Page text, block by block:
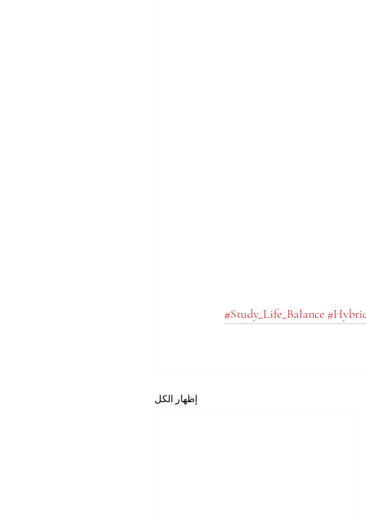
#Study_Life_Balance
إظهار الكل